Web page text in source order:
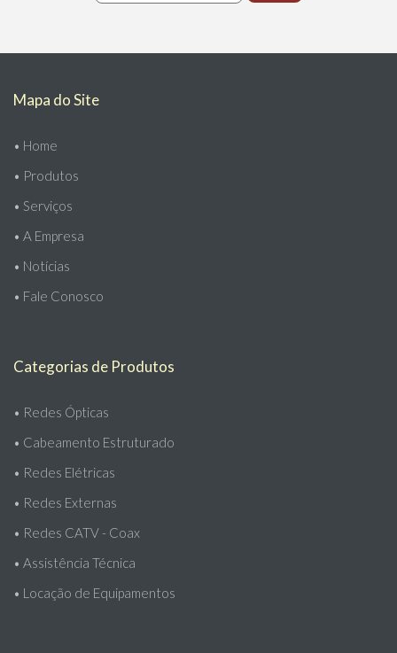
Mapa do Site
• Home
• Produtos
• Serviços
• A Empresa
• Notícias
• Fale Conosco
Categorias de Produtos
• Redes Ópticas
• Cabeamento Estruturado
• Redes Elétricas
• Redes Externas
• Redes CATV - Coax
• Assistência Técnica
• Locação de Equipamentos